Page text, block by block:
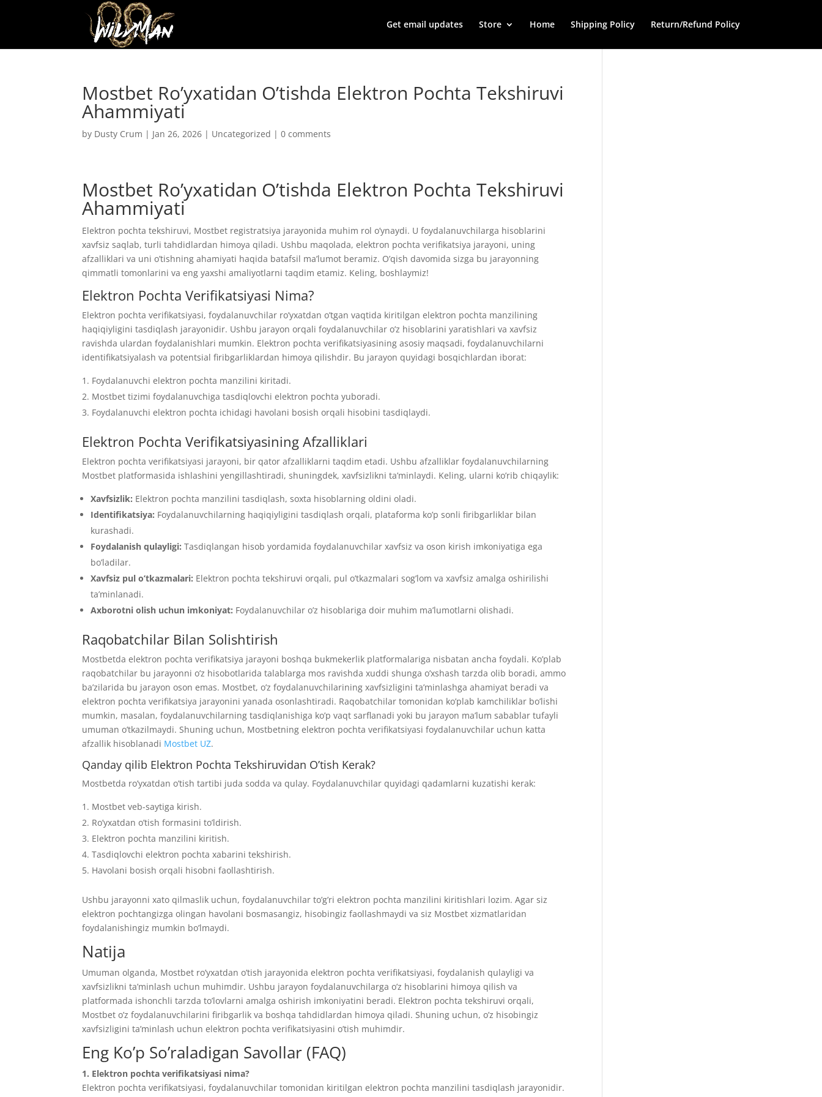
Get email updates Store Home Shipping Policy Return/Refund Policy
Mostbet Ro’yxatidan O’tishda Elektron Pochta Tekshiruvi
Ahammiyati
by Dusty Crum | Jan 26, 2026 | Uncategorized |0 comments
Mostbet Ro’yxatidan O’tishda Elektron Pochta Tekshiruvi
Ahammiyati
Elektron pochta tekshiruvi, Mostbet registratsiya jarayonida muhim rol o’ynaydi. U foydalanuvchilarga hisoblarini
xavfsiz saqlab, turli tahdidlardan himoya qiladi. Ushbu maqolada, elektron pochta verifikatsiya jarayoni, uning
afzalliklari va uni o’tishning ahamiyati haqida batafsil ma’lumot beramiz. O’qish davomida sizga bu jarayonning
qimmatli tomonlarini va eng yaxshi amaliyotlarni taqdim etamiz. Keling, boshlaymiz!
Elektron Pochta Verifikatsiyasi Nima?
Elektron pochta verifikatsiyasi, foydalanuvchilar ro’yxatdan o’tgan vaqtida kiritilgan elektron pochta manzilining
haqiqiyligini tasdiqlash jarayonidir. Ushbu jarayon orqali foydalanuvchilar o’z hisoblarini yaratishlari va xavfsiz
ravishda ulardan foydalanishlari mumkin. Elektron pochta verifikatsiyasining asosiy maqsadi, foydalanuvchilarni
identifikatsiyalash va potentsial firibgarliklardan himoya qilishdir. Bu jarayon quyidagi bosqichlardan iborat:
Foydalanuvchi elektron pochta manzilini kiritadi.
Mostbet tizimi foydalanuvchiga tasdiqlovchi elektron pochta yuboradi.
Foydalanuvchi elektron pochta ichidagi havolani bosish orqali hisobini tasdiqlaydi.
Elektron Pochta Verifikatsiyasining Afzalliklari
Elektron pochta verifikatsiyasi jarayoni, bir qator afzalliklarni taqdim etadi. Ushbu afzalliklar foydalanuvchilarning
Mostbet platformasida ishlashini yengillashtiradi, shuningdek, xavfsizlikni ta’minlaydi. Keling, ularni ko’rib chiqaylik:
Xavfsizlik: Elektron pochta manzilini tasdiqlash, soxta hisoblarning oldini oladi.
Identifikatsiya: Foydalanuvchilarning haqiqiyligini tasdiqlash orqali, plataforma ko’p sonli firibgarliklar bilan
kurashadi.
Foydalanish qulayligi: Tasdiqlangan hisob yordamida foydalanuvchilar xavfsiz va oson kirish imkoniyatiga ega
bo’ladilar.
Xavfsiz pul o’tkazmalari: Elektron pochta tekshiruvi orqali, pul o’tkazmalari sog’lom va xavfsiz amalga oshirilishi
ta’minlanadi.
Axborotni olish uchun imkoniyat: Foydalanuvchilar o’z hisoblariga doir muhim ma’lumotlarni olishadi.
Raqobatchilar Bilan Solishtirish
Mostbetda elektron pochta verifikatsiya jarayoni boshqa bukmekerlik platformalariga nisbatan ancha foydali. Ko’plab
raqobatchilar bu jarayonni o’z hisobotlarida talablarga mos ravishda xuddi shunga o’xshash tarzda olib boradi, ammo
ba’zilarida bu jarayon oson emas. Mostbet, o’z foydalanuvchilarining xavfsizligini ta’minlashga ahamiyat beradi va
elektron pochta verifikatsiya jarayonini yanada osonlashtiradi. Raqobatchilar tomonidan ko’plab kamchiliklar bo’lishi
mumkin, masalan, foydalanuvchilarning tasdiqlanishiga ko’p vaqt sarflanadi yoki bu jarayon ma’lum sabablar tufayli
umuman o’tkazilmaydi. Shuning uchun, Mostbetning elektron pochta verifikatsiyasi foydalanuvchilar uchun katta
afzallik hisoblanadi Mostbet UZ.
Qanday qilib Elektron Pochta Tekshiruvidan O’tish Kerak?
Mostbetda ro’yxatdan o’tish tartibi juda sodda va qulay. Foydalanuvchilar quyidagi qadamlarni kuzatishi kerak:
Mostbet veb-saytiga kirish.
Ro’yxatdan o’tish formasini to’ldirish.
Elektron pochta manzilini kiritish.
Tasdiqlovchi elektron pochta xabarini tekshirish.
Havolani bosish orqali hisobni faollashtirish.
Ushbu jarayonni xato qilmaslik uchun, foydalanuvchilar to’g’ri elektron pochta manzilini kiritishlari lozim. Agar siz
elektron pochtangizga olingan havolani bosmasangiz, hisobingiz faollashmaydi va siz Mostbet xizmatlaridan
foydalanishingiz mumkin bo’lmaydi.
Natija
Umuman olganda, Mostbet ro’yxatdan o’tish jarayonida elektron pochta verifikatsiyasi, foydalanish qulayligi va
xavfsizlikni ta’minlash uchun muhimdir. Ushbu jarayon foydalanuvchilarga o’z hisoblarini himoya qilish va
platformada ishonchli tarzda to’lovlarni amalga oshirish imkoniyatini beradi. Elektron pochta tekshiruvi orqali,
Mostbet o’z foydalanuvchilarini firibgarlik va boshqa tahdidlardan himoya qiladi. Shuning uchun, o’z hisobingiz
xavfsizligini ta’minlash uchun elektron pochta verifikatsiyasini o’tish muhimdir.
Eng Ko’p So’raladigan Savollar (FAQ)
1. Elektron pochta verifikatsiyasi nima?
Elektron pochta verifikatsiyasi, foydalanuvchilar tomonidan kiritilgan elektron pochta manzilini tasdiqlash jarayonidir.